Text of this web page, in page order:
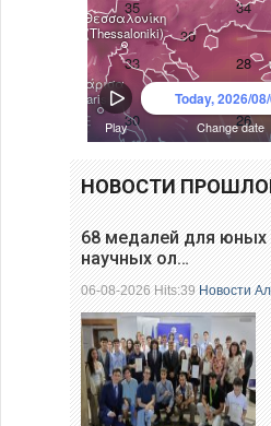
НОВОСТИ
68 медалей для юных
научных ол…
06-08-2026 Hits:39Новости